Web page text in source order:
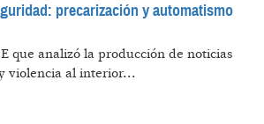
precarización y automatismo
que analizó la producción de noticias
violencia al interior...